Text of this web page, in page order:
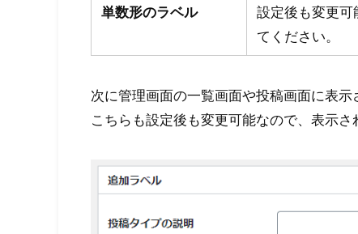
単数形のラベル
設定後も変更可
てください。
次に管理画面の一覧画面や投稿画面に表示
こちらも設定後も変更可能なので、表示